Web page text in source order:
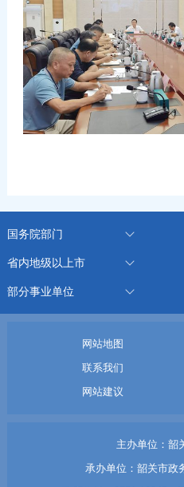
国务院部门
省内地级以上市
部分事业单位
网站地图
联系我们
网站建议
主办单位：韶
承办单位：韶关市政